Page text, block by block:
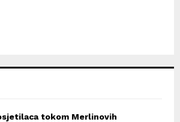
tokom Merlinovih